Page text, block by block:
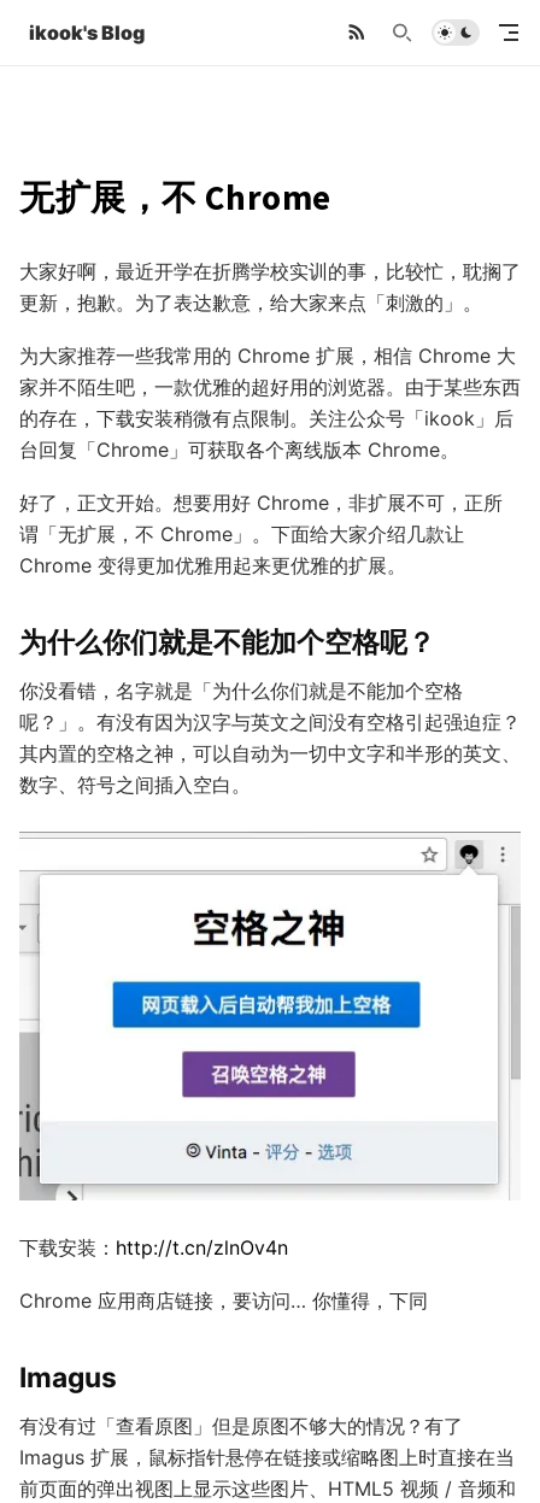
ikook's Blog
无扩展，不 Chrome
大家好啊，最近开学在折腾学校实训的事，比较忙，耽搁了
更新，抱歉。为了表达歉意，给大家来点「刺激的」。
为大家推荐一些我常用的 Chrome 扩展，相信 Chrome 大
家并不陌生吧，一款优雅的超好用的浏览器。由于某些东西
的存在，下载安装稍微有点限制。关注公众号「ikook」后
台回复「Chrome」可获取各个离线版本 Chrome。
好了，正文开始。想要用好 Chrome，非扩展不可，正所
谓「无扩展，不 Chrome」。下面给大家介绍几款让
Chrome 变得更加优雅用起来更优雅的扩展。
为什么你们就是不能加个空格呢？
你没看错，名字就是「为什么你们就是不能加个空格
呢？」。有没有因为汉字与英文之间没有空格引起强迫症？
其内置的空格之神，可以自动为一切中文字和半形的英文、
数字、符号之间插入空白。
下载安装： http://t.cn/zlnOv4n
Chrome 应用商店链接，要访问… 你懂得，下同
Imagus
有没有过「查看原图」但是原图不够大的情况？有了
Imagus 扩展，鼠标指针悬停在链接或缩略图上时直接在当
前页面的弹出视图上显示这些图片、HTML5 视频 / 音频和